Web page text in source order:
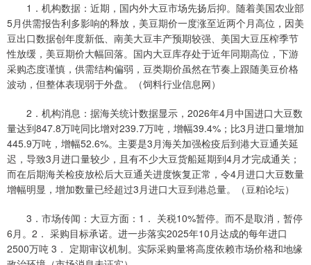
1．机构数据：近期，国内外大豆市场先扬后抑。随着美国农业部
5月供需报告利多影响的释放，美豆期价一度涨至近两个月高位，因美
豆出口数据创年度新低、南美大豆丰产预期较强、美国大豆压榨季节
性放缓，美豆期价大幅回落。国内大豆库存处于近年同期高位，下游
采购态度谨慎，供需结构偏弱，豆类期价虽然在节奏上跟随美豆价格
波动，但整体表现弱于外盘。（饲料行业信息网）
2．机构消息：据海关统计数据显示，2026年4月中国进口大豆数
量达到847.8万吨同比增对239.7万吨，增幅39.4%；比3月进口量增加
445.9万吨，增幅52.6%。主要是3月海关加强检疫后到港大豆通关延
迟，导致3月进口量较少，且有不少大豆货船延期到4月才完成通关；
而在后期海关检疫放松后大豆通关进度恢复正常，令4月进口大豆数量
增幅明显，增加数量已经超过3月进口大豆到港总量。（豆粕论坛）
3．市场传闻：大豆方面：1． 关税10%暂停。而不是取消，暂停
6月。2． 采购目标承诺。进一步落实2025年10月达成的每年进口
2500万吨 3． 定期审议机制。实际采购量将高度依赖市场价格和地缘